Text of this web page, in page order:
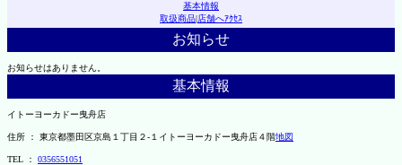
基本情報
取扱商品|店舗へｱｸｾｽ
お知らせ
お知らせはありません。
基本情報
イトーヨーカドー曳舟店
住所 ： 東京都墨田区京島１丁目２-１イトーヨーカドー曳舟店４階地図
TEL ： 0356551051